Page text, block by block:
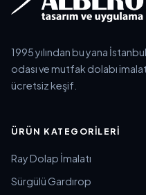
1995 yılından bu yana
odası ve mutfak dolabı
ücretsiz keşif.
ÜRÜN KATEGORILERI
Ray Dolap İmalatı
Sürgülü Gardırop